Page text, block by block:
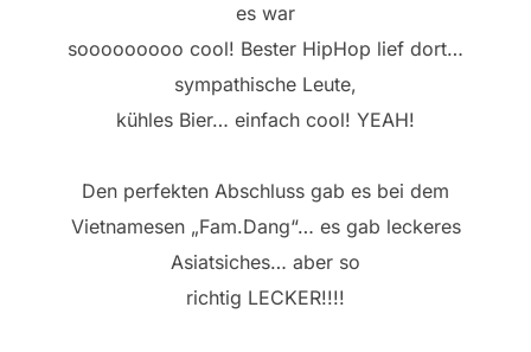
es war
sooooooooo cool! Bester HipHop lief dort…
sympathische Leute,
kühles Bier… einfach cool! YEAH!
Den perfekten Abschluss gab es bei dem
Vietnamesen „Fam.Dang“… es gab leckeres
Asiatsiches… aber so
richtig LECKER!!!!